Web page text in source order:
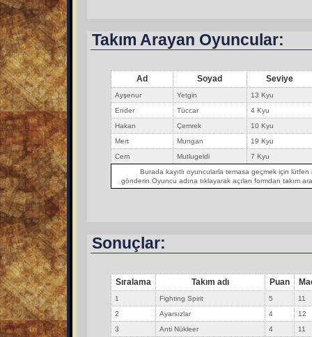
Takım Arayan Oyuncular:
Ad Soyad Seviye
Burada kayıtlı oyuncularla temasa geçmek için
gönderin.Oyuncu adına tıklayarak açılan formdan takım
Ayşenur Yetgin
13 Kyu
Ender
Tüccar
4 Kyu
Hakan
Çemrek
10 Kyu
Mert
Mungan
19 Kyu
Cem
Mutlugeldi 7 Kyu
Sonuçlar:
Sıralama Takım adı Puan
1 Fighting Spirit 5
11
2
Ayarsızlar 4
12
3
Anti Nükleer 4
11